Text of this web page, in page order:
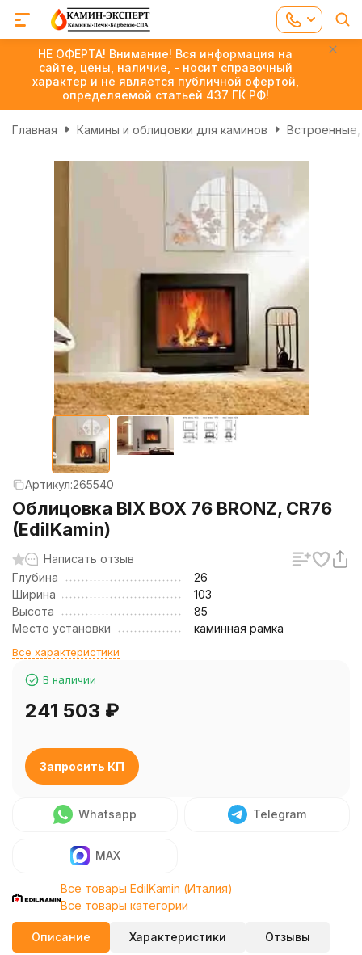
НЕ ОФЕРТА! Внимание! Вся информация на
сайте, цены, наличие, - носит справочный
характер и не является публичной офертой,
определяемой статьей 437 ГК РФ!
Главная Камины и облицовки для каминов
Артикул:265540
Облицовка BIX BOX 76 BRONZ, CR76
(EdilKamin)
Написать отзыв
Глубина
26
Ширина
103
Высота
85
Место установки
каминная рамка
Все характеристики
В наличии
241 503 ₽
Запросить КП
Whatsapp Telegram
MAX
Все товары EdilKamin (Италия)
Все товары категории
Описание Характеристики Отзывы